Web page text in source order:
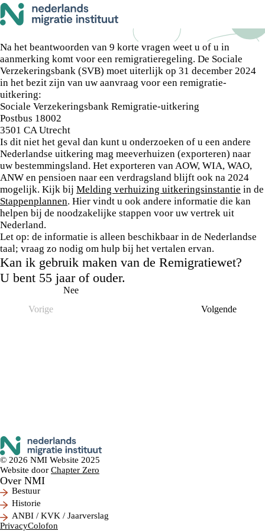
Let op! De informatie op deze website en de NMI portal blijft tot en met
31 december 2026 beschikbaar.
Na het beantwoorden van 9 korte vragen weet u of u in
aanmerking komt voor een remigratieregeling. De Sociale
Verzekeringsbank (SVB) moet uiterlijk op 31 december 2024
in het bezit zijn van uw aanvraag voor een remigratie-
uitkering:
Sociale Verzekeringsbank Remigratie-uitkering
Postbus 18002
3501 CA Utrecht
Is dit niet het geval dan kunt u onderzoeken of u een andere
Nederlandse uitkering mag meeverhuizen (exporteren) naar
uw bestemmingsland. Het exporteren van AOW, WIA, WAO,
ANW en pensioen naar een verdragsland blijft ook na 2024
mogelijk. Kijk bij Melding verhuizing uitkeringsinstantie in de
Stappenplannen. Hier vindt u ook andere informatie die kan
helpen bij de noodzakelijke stappen voor uw vertrek uit
Nederland.
Let op: de informatie is alleen beschikbaar in de Nederlandse
taal; vraag zo nodig om hulp bij het vertalen ervan.
Kan ik gebruik maken van de Remigratiewet?
U bent 55 jaar of ouder.
Nee
Vorige
Volgende
© 2026 NMI Website 2025
Website door Chapter Zero
Over NMI
Bestuur
Historie
ANBI / KVK / Jaarverslag
PrivacyColofon